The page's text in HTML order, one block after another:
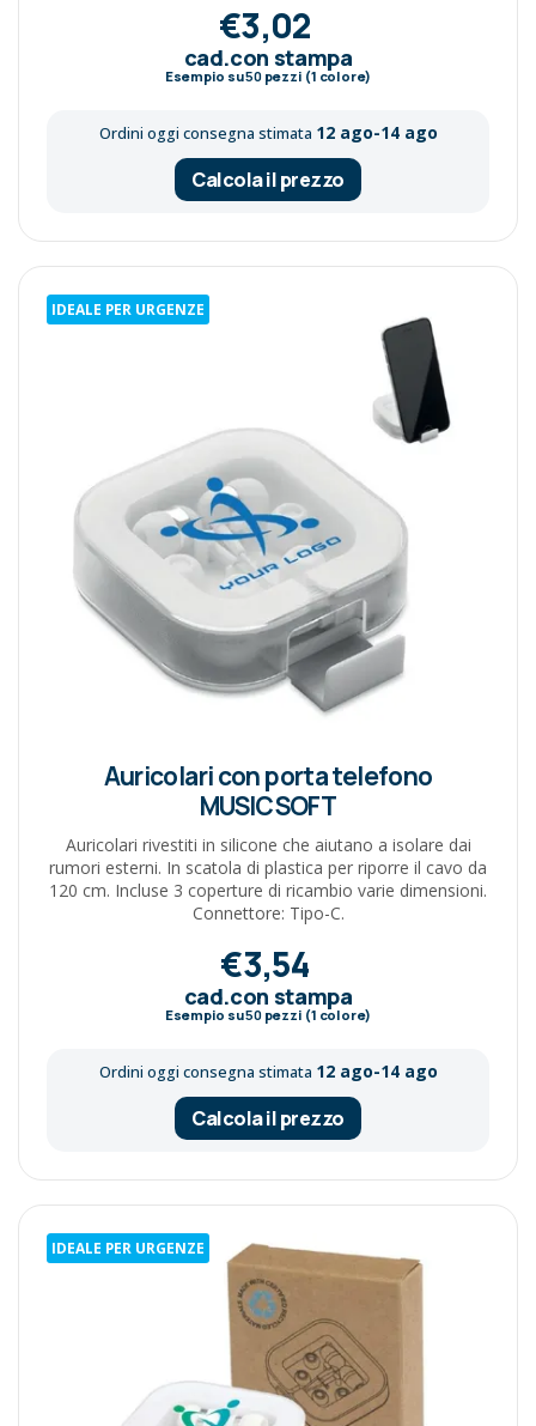
€3,02
cad.con stampa
Esempio su50pezzi (1 colore)
Ordini oggi consegna stimata 12 ago-14 ago
Calcola il prezzo
IDEALE PER URGENZE
Auricolari con porta telefono
MUSICSOFT
Auricolari rivestiti in silicone che aiutano a isolare dai
rumori esterni. In scatola di plastica per riporre il cavo da
120 cm. Incluse 3 coperture di ricambio varie dimensioni.
Connettore: Tipo-C.
€3,54
cad.con stampa
Esempio su50pezzi (1 colore)
Ordini oggi consegna stimata 12 ago-14 ago
Calcola il prezzo
IDEALE PER URGENZE